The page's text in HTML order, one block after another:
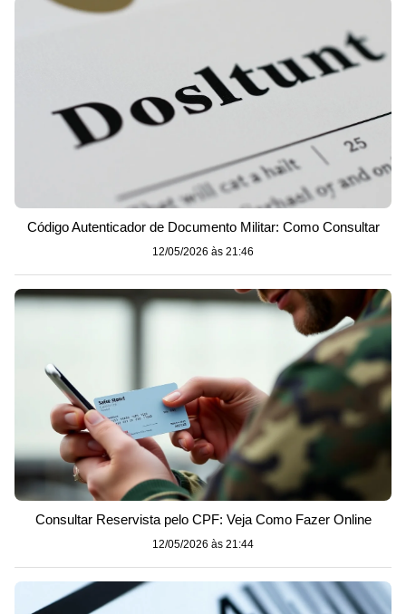
Código Autenticador de Documento Militar: Como Consultar
12/05/2026 às 21:46
Consultar Reservista pelo CPF: Veja Como Fazer Online
12/05/2026 às 21:44